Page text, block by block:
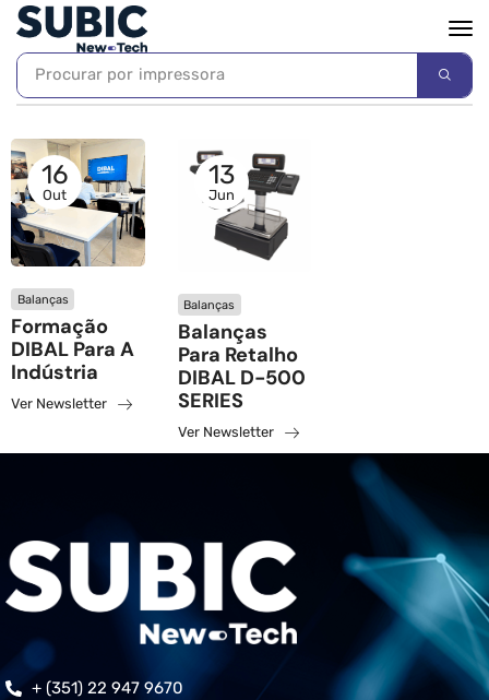
Procurar por impressora
16
Out
Balanças
Formação
DIBAL Para A
Indústria
Ver Newsletter
13
Jun
Balanças
Balanças
Para Retalho
DIBAL D-500
SERIES
Ver Newsletter
+ (351) 22 947 9670